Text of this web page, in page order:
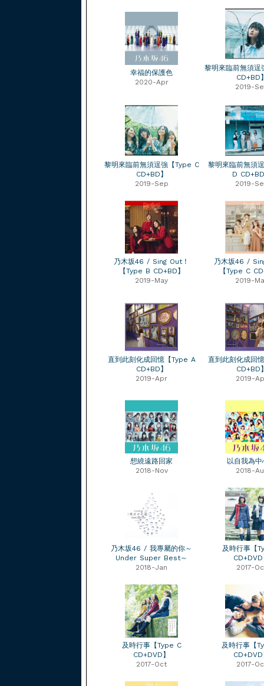
幸福的保護色
2020-Apr
黎明來臨前無須逞
CD+BD
2019-
黎明來臨前無須逞強【Type C
CD+BD】
2019-Sep
黎明來臨前無須
D
2019-
乃木坂46 / Sing Out！
【Type B CD+BD】
2019-May
乃木坂46 /
【Type C
2019-
直到此刻化成回憶【Type A
CD+BD】
2019-Apr
直到此刻化成回
CD+BD
2019-
想繞遠路回家
2018-Nov
以自我為中
2018-
乃木坂46 / 我專屬的你～
Under Super Best～
2018-Jan
及時行事【
2017-
及時行事【Type C
CD+DVD】
2017-Oct
及時行事【
2017-